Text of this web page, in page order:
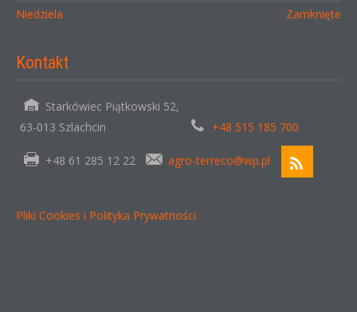
Niedziela
Zamknięte
Kontakt
Starkówiec Piątkowski 52,
63-013 Szlachcin
+48 515 185 700
+48 61 285 12 22 agro-terreco@wp.pl
Pliki Cookies i Polityka Prywatności